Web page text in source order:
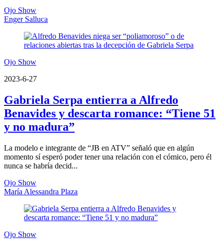
Ojo Show
Enger Salluca
Ojo Show
2023-6-27
Gabriela Serpa entierra a Alfredo
Benavides y descarta romance: “Tiene 51
y no madura”
La modelo e integrante de “JB en ATV” señaló que en algún
momento sí esperó poder tener una relación con el cómico, pero él
nunca se habría decid...
Ojo Show
María Alessandra Plaza
Ojo Show